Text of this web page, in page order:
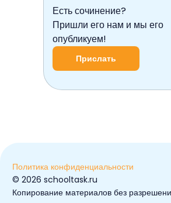
Есть сочинение?
Пришли его нам и мы его
опубликуем!
Прислать
© ️2026 schooltask.ru
Копирование материалов без
Политика конфиденциальности